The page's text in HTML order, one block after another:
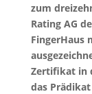
zum
Rating AG
FingerHaus
Zertifikat in
das